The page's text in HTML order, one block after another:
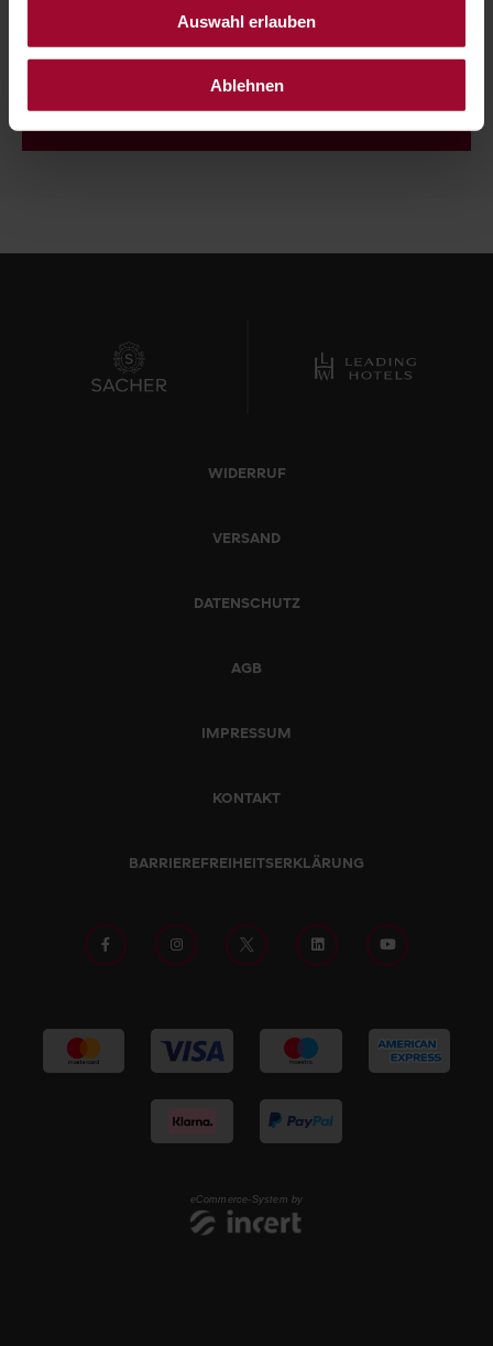
Auswahl erlauben
Ablehnen
WIDERRUF
VERSAND
DATENSCHUTZ
AGB
IMPRESSUM
KONTAKT
BARRIEREFREIHEITSERKLÄRUNG
eCommerce-System by